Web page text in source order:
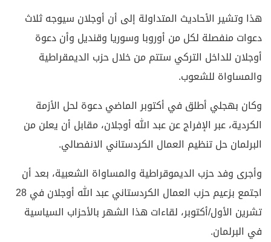
هذا وتشير الأحاديث المتداولة إلى أن أوجلان سيوجه ثلاث
دعوات منفصلة لكل من أوروبا وسوريا وقنديل وأن دعوة
أوجلان للداخل التركي ستتم من خلال حزب الديمقراطية
والمساواة للشعوب.
وكان بهجلي أطلق في أكتوبر الماضي دعوة لحل الأزمة
الكردية، عبر الإفراج عن عبد الله أوجلان، مقابل أن يعلن من
البرلمان حل تنظيم العمال الكردستاني الانفصالي.
وأجرى وفد حزب الديموقراطية والمساواة الشعبية، بعد أن
اجتمع بزعيم حزب العمال الكردستاني عبد الله أوجلان في 28
تشرين الأول/أكتوبر، لقاءات هذا الشهر بالأحزاب السياسية
في البرلمان.